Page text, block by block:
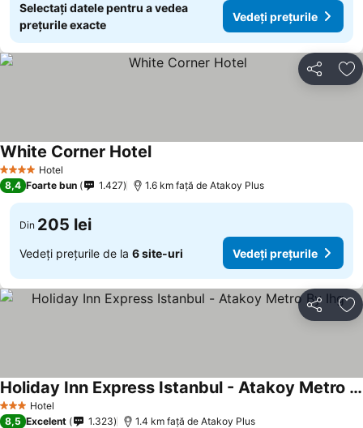
Selectați datele pentru a vedea
prețurile exacte
Vedeți prețurile
Distribuiți
4 Stele Hotel
White Corner HotelVedeți prețurile
8,4 Foarte bun 1.427 1.6 km faţă de Atakoy Plus
Din 205 lei
Vedeți prețurile de la 6 site-uri Vedeți prețurile
Distribuiți
3 SteleHotel
Holiday Inn Express Istanbul - Atakoy Metro By Ihg
Vedeți prețurile
8,5 Excelent 1.323 1.4 km faţă de Atakoy Plus